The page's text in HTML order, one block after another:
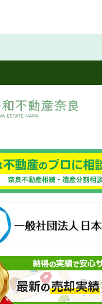
ふどうさん
本未来企業研究所